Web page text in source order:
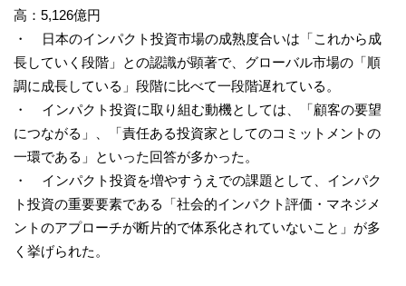
高：5,126億円
・ 日本のインパクト投資市場の成熟度合いは「これから成
長していく段階」との認識が顕著で、グローバル市場の「順
調に成長している」段階に比べて一段階遅れている。
・ インパクト投資に取り組む動機としては、「顧客の要望
につながる」、「責任ある投資家としてのコミットメントの
一環である」といった回答が多かった。
・ インパクト投資を増やすうえでの課題として、インパク
ト投資の重要要素である「社会的インパクト評価・マネジメ
ントのアプローチが断片的で体系化されていないこと」が多
く挙げられた。